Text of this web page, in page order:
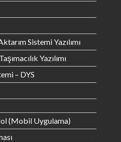
Sistemi Yazılımı
Yazılımı
– DYS
(Mobil Uygulama)